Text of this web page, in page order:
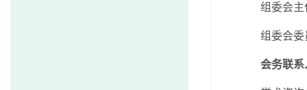
组委会
组委会
会务联系